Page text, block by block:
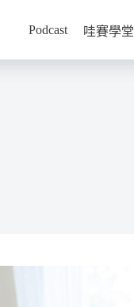
Podcast 哇賽學堂